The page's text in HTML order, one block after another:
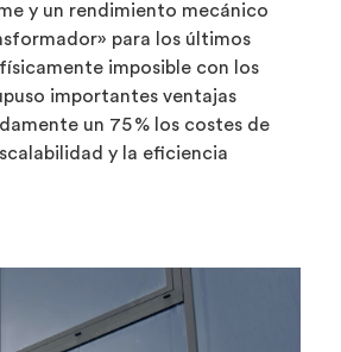
y un rendimiento mecánico
para los últimos
imposible con los
importantes ventajas
un 75 % los costes de
y la eficiencia